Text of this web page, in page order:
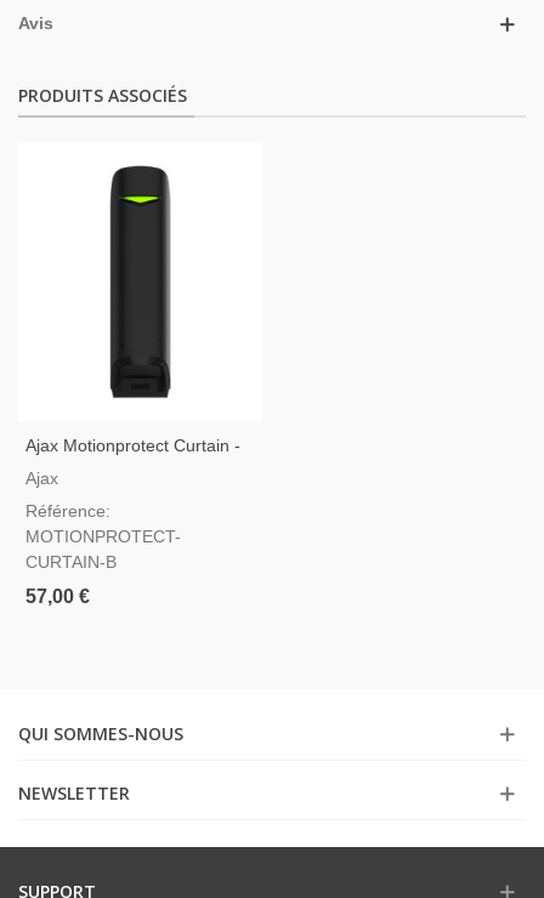
Avis
PRODUITS ASSOCIÉS
Ajax Motionprotect Curtain -
Détecteur De Rideau Noir
Ajax
Référence:
MOTIONPROTECT-
CURTAIN-B
57,00 €
QUI SOMMES-NOUS
NEWSLETTER
SUPPORT